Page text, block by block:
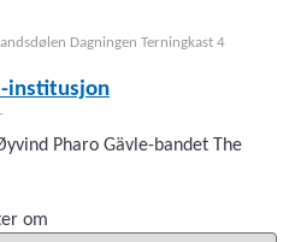
Dagningen Terningkast 4
institusjon
Pharo Gävle-bandet The
om